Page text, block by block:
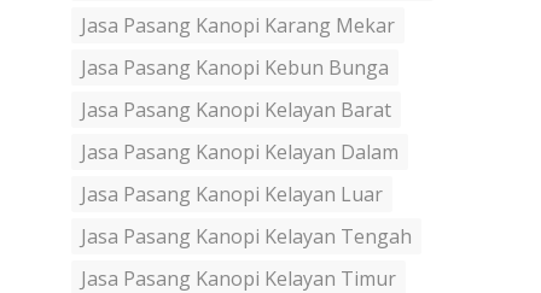
Jasa Pasang Kanopi Karang Mekar
Jasa Pasang Kanopi Kebun Bunga
Jasa Pasang Kanopi Kelayan Barat
Jasa Pasang Kanopi Kelayan Dalam
Jasa Pasang Kanopi Kelayan Luar
Jasa Pasang Kanopi Kelayan Tengah
Jasa Pasang Kanopi Kelayan Timur